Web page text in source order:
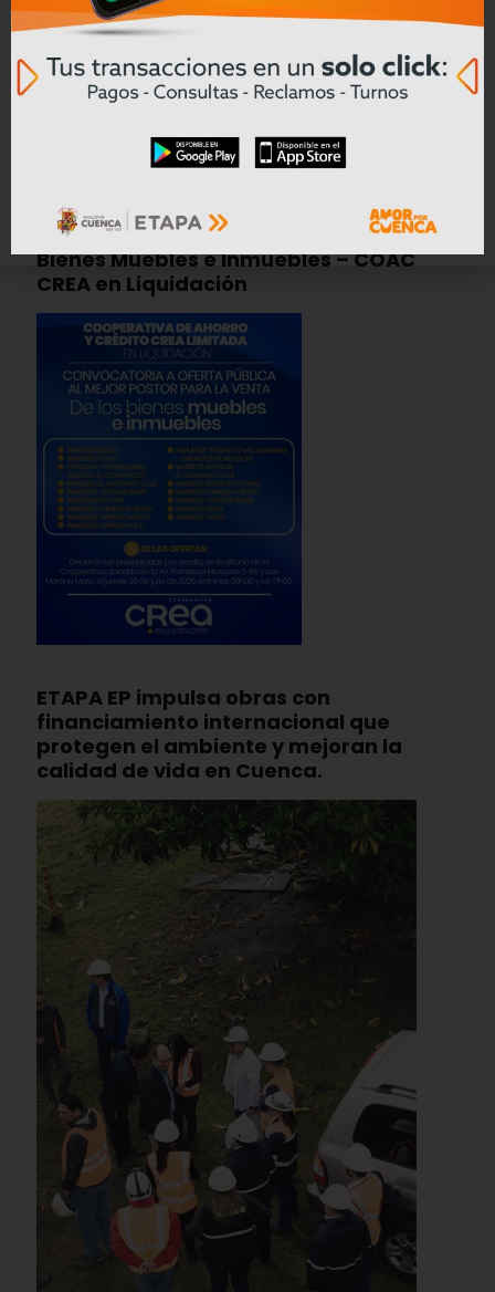
Leer mas
Convocatoria a Oferta Pública de
Bienes Muebles e Inmuebles – COAC
CREA en Liquidación
ETAPA EP impulsa obras con
financiamiento internacional que
protegen el ambiente y mejoran la
calidad de vida en Cuenca.